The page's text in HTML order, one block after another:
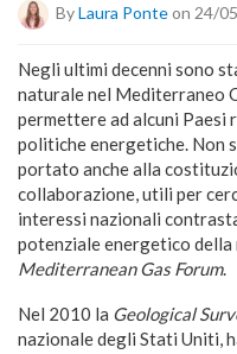
ByLaura Ponteon 24/
Negli ultimi decenni sono
naturale nel Mediterraneo
permettere ad alcuni Paesi
politiche energetiche. Non
portato anche alla
collaborazione, utili per
interessi nazionali
potenziale energetico della
Mediterranean Gas Forum.
Nel 2010 la Geological
nazionale degli Stati Uniti,